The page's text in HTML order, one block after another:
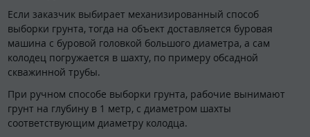
Если заказчик выбирает механизированный способ
выборки грунта, тогда на объект доставляется буровая
машина с буровой головкой большого диаметра, а сам
колодец погружается в шахту, по примеру обсадной
скважинной трубы.
При ручном способе выборки грунта, рабочие вынимают
грунт на глубину в 1 метр, с диаметром шахты
соответствующим диаметру колодца.